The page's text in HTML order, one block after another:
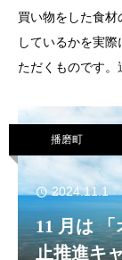
買い物をした食
しているかを実
ただくものです。
盤を作ることを
播磨町
2024.11.1
11 月は
止推進キ